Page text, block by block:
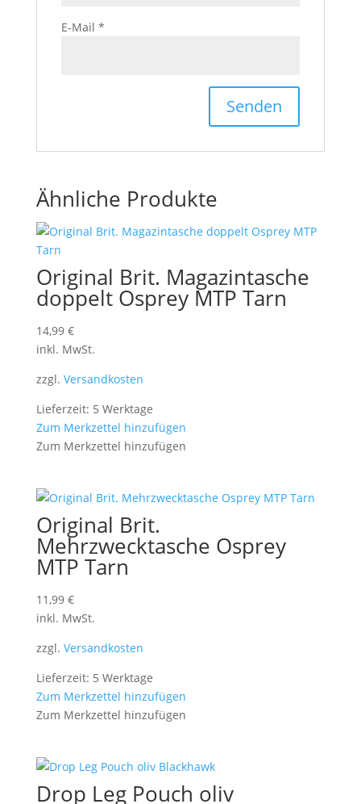
E-Mail *
Ähnliche Produkte
Original Brit. Magazintasche
doppelt Osprey MTP Tarn
14,99 €
inkl. MwSt.
zzgl. Versandkosten
Lieferzeit: 5 Werktage
Zum Merkzettel hinzufügen
Zum Merkzettel hinzufügen
Original Brit.
Mehrzwecktasche Osprey
MTP Tarn
11,99 €
inkl. MwSt.
zzgl. Versandkosten
Lieferzeit: 5 Werktage
Zum Merkzettel hinzufügen
Zum Merkzettel hinzufügen
Drop Leg Pouch oliv